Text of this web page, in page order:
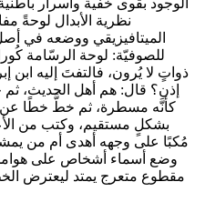
نظرية الأبدال لوحةً
الميتافيزيقي ووضعه في
للصوفيّة: لوحة الرسّامة
ذواتٍ لا يُرون، فالتفتَ إليه ابن
إذن؟ قال: هم أهل الحديث،
كأنَّه مسطرة، ثم خطَّ خطًا عن
بشكلٍ مستقيم، وكتب من
مُكبًا على وجهه أهدى أم من
وضع أسماء أشخاص على
مقطوع متعرج يمتد ليعترض